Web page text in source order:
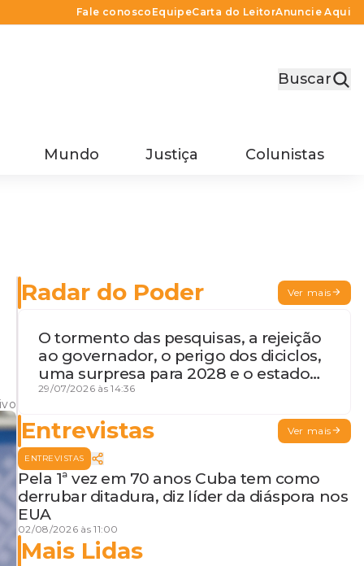
Fale conosco EquipeCarta do LeitorAnuncie Aqui
Buscar
Mundo Justiça Colunistas
Radar do Poder Ver mais
O tormento das pesquisas, a rejeição
ao governador, o perigo dos diciclos,
uma surpresa para 2028 e o estado
de terceira guerra mundial
29/07/2026 às 14:36
Entrevistas Ver mais
ENTREVISTAS
Pela 1ª vez em 70 anos Cuba tem como
derrubar ditadura, diz líder da diáspora nos
EUA
02/08/2026 às 11:00
Mais Lidas